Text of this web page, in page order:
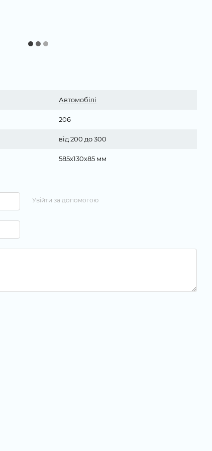
Автомобілі
206
від 200 до 300
585х130х85 мм
Увійти за допомогою